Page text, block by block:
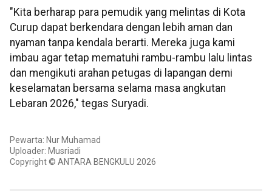
"Kita berharap para pemudik yang melintas di Kota
Curup dapat berkendara dengan lebih aman dan
nyaman tanpa kendala berarti. Mereka juga kami
imbau agar tetap mematuhi rambu-rambu lalu lintas
dan mengikuti arahan petugas di lapangan demi
keselamatan bersama selama masa angkutan
Lebaran 2026," tegas Suryadi.
Pewarta: Nur Muhamad
Uploader: Musriadi
Copyright © ANTARA BENGKULU 2026